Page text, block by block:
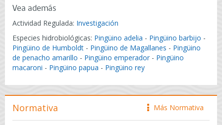
Vea además
Actividad Regulada: Investigación
Especies hidrobiológicas: Pingüino adelia - Pingüino barbijo -
Pingüino de Humboldt - Pingüino de Magallanes - Pingüino
de penacho amarillo - Pingüino emperador - Pingüino
macaroni - Pingüino papua - Pingüino rey
icono
Más Normativa
Normativa